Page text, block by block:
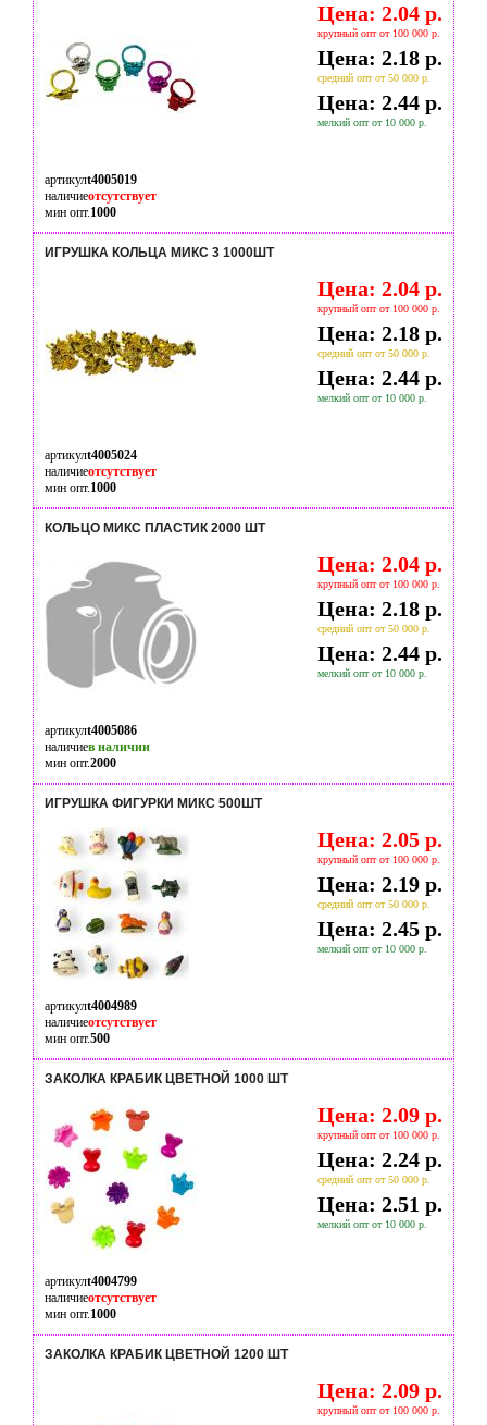
Цена: 2.04 р.
крупный опт от 100 000 р.
Цена: 2.18 р.
средний опт от 50 000 р.
Цена: 2.44 р.
мелкий опт от 10 000 р.
артикулt4005019
наличиеотсутствует
мин опт.1000
ИГРУШКА КОЛЬЦА МИКС 3 1000ШТ
Цена: 2.04 р.
крупный опт от 100 000 р.
Цена: 2.18 р.
средний опт от 50 000 р.
Цена: 2.44 р.
мелкий опт от 10 000 р.
артикулt4005024
наличиеотсутствует
мин опт.1000
КОЛЬЦО МИКС ПЛАСТИК 2000 ШТ
Цена: 2.04 р.
крупный опт от 100 000 р.
Цена: 2.18 р.
средний опт от 50 000 р.
Цена: 2.44 р.
мелкий опт от 10 000 р.
артикулt4005086
наличиев наличии
мин опт.2000
ИГРУШКА ФИГУРКИ МИКС 500ШТ
Цена: 2.05 р.
крупный опт от 100 000 р.
Цена: 2.19 р.
средний опт от 50 000 р.
Цена: 2.45 р.
мелкий опт от 10 000 р.
артикулt4004989
наличиеотсутствует
мин опт.500
ЗАКОЛКА КРАБИК ЦВЕТНОЙ 1000 ШТ
Цена: 2.09 р.
крупный опт от 100 000 р.
Цена: 2.24 р.
средний опт от 50 000 р.
Цена: 2.51 р.
мелкий опт от 10 000 р.
артикулt4004799
наличиеотсутствует
мин опт.1000
ЗАКОЛКА КРАБИК ЦВЕТНОЙ 1200 ШТ
Цена: 2.09 р.
крупный опт от 100 000 р.